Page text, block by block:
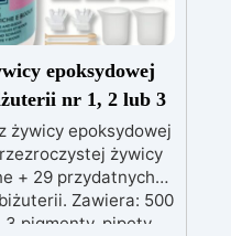
epoksydowej
nr 1, 2 lub 3
żywicy epoksydowej
żywicy
+ 29 przydatnych
Zawiera: 500
pigmenty, pipety,